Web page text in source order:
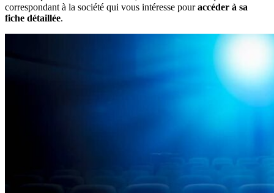
correspondant à la société qui vous intéresse pouraccéder à sa
fiche détaillée.